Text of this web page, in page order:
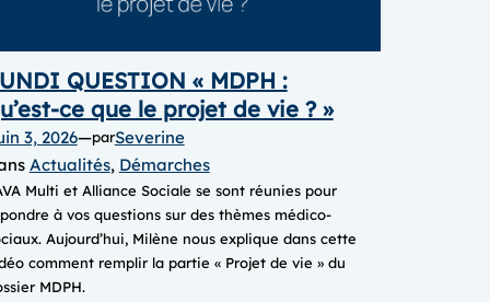
QUESTION « MDPH :
ce que le projet de vie ? »
3, 2026—parSeverine
Actualités, Démarches
Multi et Alliance Sociale se sont réunies pour
à vos questions sur des thèmes médico-
Aujourd’hui, Milène nous explique dans cette
comment remplir la partie « Projet de vie » du
MDPH.